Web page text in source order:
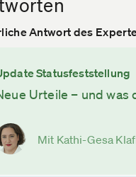
Antwort des
Statusfeststellung
Urteile – und was
Mit Kathi-Gesa